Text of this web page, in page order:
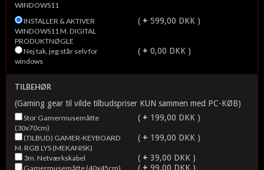
WINDOWS11
WINDOWS11 M. DIGITAL
PRODUKTNØGLE
( + 599,00 DKK )
windows
( + 0,00 DKK )
TILBEHØR
(Gaming gear til vilde tilbudspriser KUN sammen med PC-KØB)
(30x70cm)
( + 199,00 DKK )
M. RGB LYS (MEKANISK)
( + 199,00 DKK )
3m. Netværkskabel ( + 39,00 DKK )
Gamermusemåtte (40x45cm) ( + 99,00 DKK )